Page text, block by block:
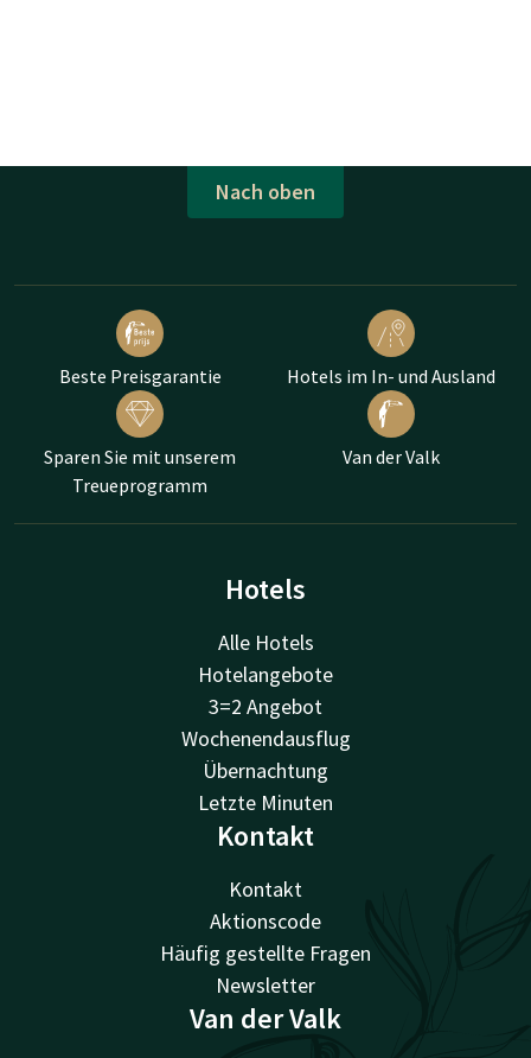
Nach oben
Beste Preisgarantie Hotels im In- und Ausland
Sparen Sie mit unserem
Treueprogramm
Van der Valk
Hotels
Alle Hotels
Hotelangebote
3=2 Angebot
Wochenendausflug
Übernachtung
Letzte Minuten
Kontakt
Kontakt
Aktionscode
Häufig gestellte Fragen
Newsletter
Van der Valk